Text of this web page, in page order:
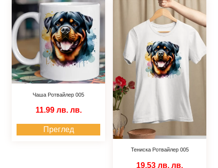
Чаша Ротвайлер 005
11.99 лв. лв.
Преглед
Тениска Ротвайлер 005
19.53 лв. лв.